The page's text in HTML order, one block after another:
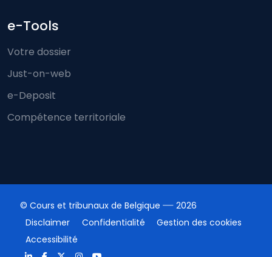
e-Tools
Votre dossier
Just-on-web
e-Deposit
Compétence territoriale
© Cours et tribunaux de Belgique
2026
Disclaimer
Confidentialité
Gestion des cookies
Accessibilité